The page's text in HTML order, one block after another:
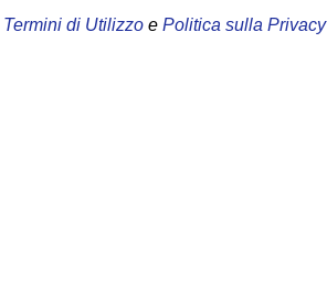
Termini di Utilizzo e Politica sulla Privacy